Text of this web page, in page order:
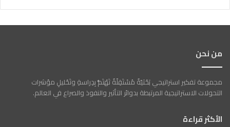
من نحن
مجموعة تفكير استراتيجي بَحْثيّةٌ مُسْتَقِلّةٌ تَهْتَمُّ بِدِراسةِ وتَحْليلِ مؤشرات
التحولات الاستراتيجية المرتبطة بدوائر التأثير والنفوذ والصراع في العالم.
الأكثر قراءة